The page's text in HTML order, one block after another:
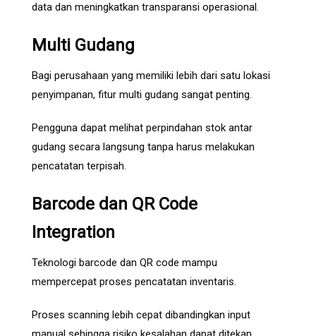
data dan meningkatkan transparansi operasional.
Multi Gudang
Bagi perusahaan yang memiliki lebih dari satu lokasi
penyimpanan, fitur multi gudang sangat penting.
Pengguna dapat melihat perpindahan stok antar
gudang secara langsung tanpa harus melakukan
pencatatan terpisah.
Barcode dan QR Code
Integration
Teknologi barcode dan QR code mampu
mempercepat proses pencatatan inventaris.
Proses scanning lebih cepat dibandingkan input